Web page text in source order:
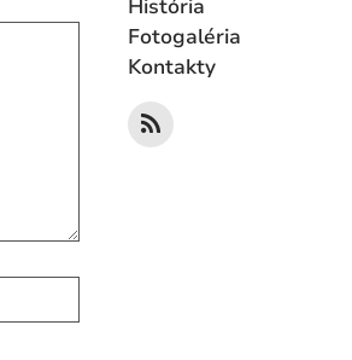
vašej správy...História
Fotogaléria
Kontakty